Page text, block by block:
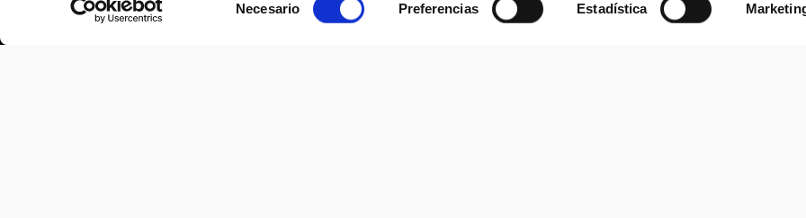
Necesario Preferencias Estadística